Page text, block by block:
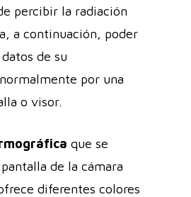
percibir la radiación
a continuación, poder
de su
por una
o visor.
que se
de la cámara
diferentes colores